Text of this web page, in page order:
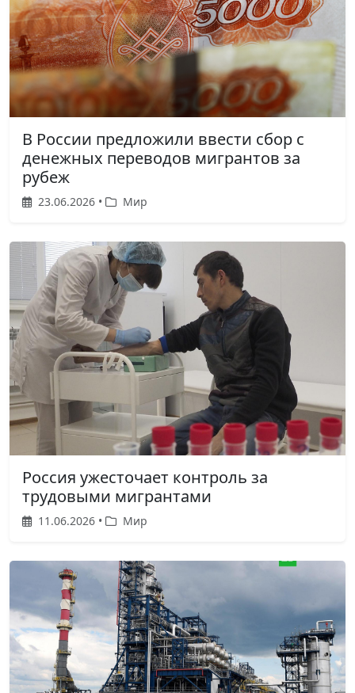
В России предложили ввести сбор с
денежных переводов мигрантов за
рубеж
23.06.2026 • Мир
Россия ужесточает контроль за
трудовыми мигрантами
11.06.2026 • Мир